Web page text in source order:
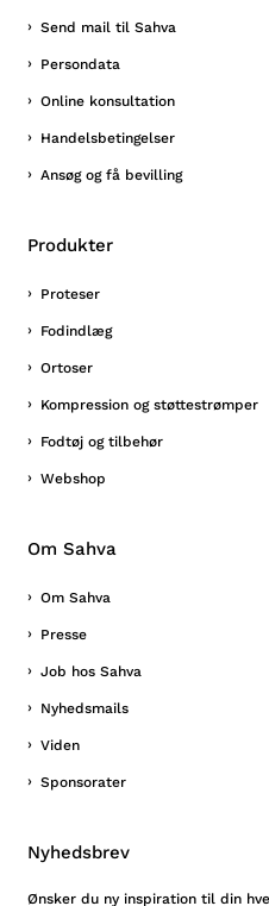
Send mail til Sahva
Persondata
Online konsultation
Handelsbetingelser
Ansøg og få bevilling
Produkter
Proteser
Fodindlæg
Ortoser
Kompression og støttestrømper
Fodtøj og tilbehør
Webshop
Om Sahva
Om Sahva
Presse
Job hos Sahva
Nyhedsmails
Viden
Sponsorater
Nyhedsbrev
Ønsker du ny inspiration til din